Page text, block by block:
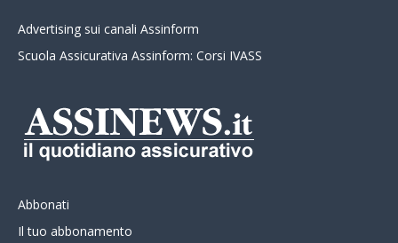
Advertising sui canali Assinform
Scuola Assicurativa Assinform: Corsi IVASS
Abbonati
Il tuo abbonamento